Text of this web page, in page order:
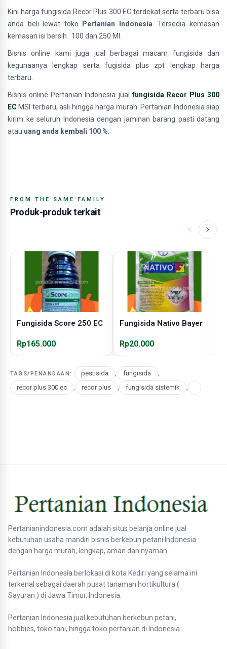
Kini harga fungisida Recor Plus 300 EC terdekat serta terbaru bisa
anda beli lewat toko Pertanian Indonesia . Tersedia kemasan
kemasan isi bersih : 100 dan 250 Ml.
Bisnis online kami juga jual berbagai macam fungisida dan
kegunaanya lengkap serta fugisida plus zpt lengkap harga
terbaru.
Bisnis online Pertanian Indonesia jualfungisida Recor Plus 300
EC MSI terbaru, asli hingga harga murah. Pertanian Indonesia siap
kirim ke seluruh Indonesia dengan jaminan barang pasti datang
atau uang anda kembali 100 %
FROM THE SAME FAMILY
Produk-produk terkait
Fungisida Score 250 EC
Rp165.000
Fungisida Nativo Bayer
Rp20.000
TAGS/PENANDAAN: pestisida , fungisida
,
recor plus 300 ec
, recor plus , fungisida sistemik ,
Pertanianindonesia.com adalah situs belanja online jual
kebutuhan usaha mandiri bisnis berkebun petani Indonesia
dengan harga murah, lengkap, aman dan nyaman.
Pertanian Indonesia berlokasi di kota Kediri yang selama ini
terkenal sebagai daerah pusat tanaman hortikultura (
Sayuran ) di Jawa Timur, Indonesia.
Pertanian Indonesia jual kebutuhan berkebun petani,
hobbies, toko tani, hingga toko pertanian di Indonesia.